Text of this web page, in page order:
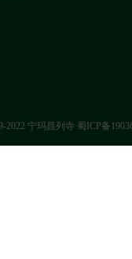
2022 宁玛昌列寺 蜀ICP备